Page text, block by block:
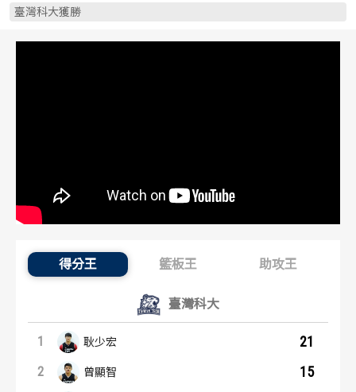
臺灣科大獲勝
得分王 籃板王 助攻王
得分王：內容起點
臺灣科大
1 耿少宏 21
2 曾顯智 15